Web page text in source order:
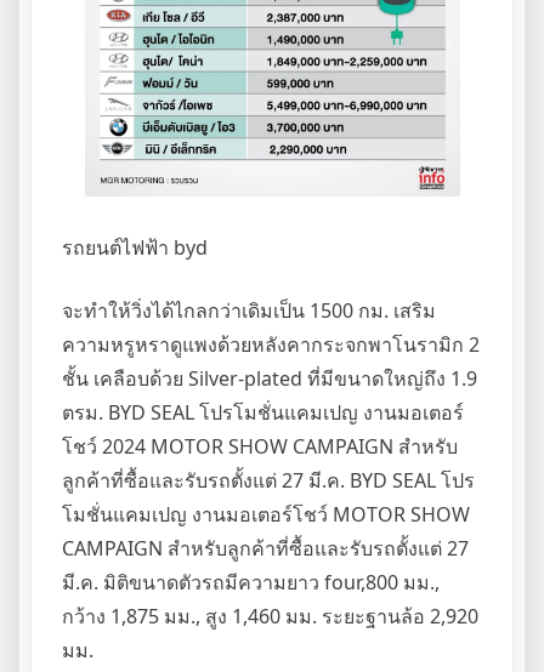
รถยนต์ไฟฟ้า byd
จะทำให้วิ่งได้ไกลกว่าเดิมเป็น 1500 กม. เสริม
ความหรูหราดูแพงด้วยหลังคากระจกพาโนรามิก 2
ชั้น เคลือบด้วย Silver-plated ที่มีขนาดใหญ่ถึง 1.9
ตรม. BYD SEAL โปรโมชั่นแคมเปญ งานมอเตอร์
โชว์ 2024 MOTOR SHOW CAMPAIGN สำหรับ
ลูกค้าที่ซื้อและรับรถตั้งแต่ 27 มี.ค. BYD SEAL โปร
โมชั่นแคมเปญ งานมอเตอร์โชว์ MOTOR SHOW
CAMPAIGN สำหรับลูกค้าที่ซื้อและรับรถตั้งแต่ 27
มี.ค. มิติขนาดตัวรถมีความยาว four,800 มม.,
กว้าง 1,875 มม., สูง 1,460 มม. ระยะฐานล้อ 2,920
มม.